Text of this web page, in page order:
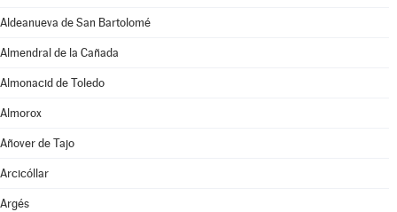
Aldeanueva de San Bartolomé
Almendral de la Cañada
Almonacid de Toledo
Almorox
Añover de Tajo
Arcicóllar
Argés